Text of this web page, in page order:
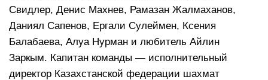
Свидлер, Денис Махнев, Рамазан Жалмаханов,
Даниял Сапенов, Ергали Сулеймен, Ксения
Балабаева, Алуа Нурман и любитель Айлин
Заркым. Капитан команды — исполнительный
директор Казахстанской федерации шахмат